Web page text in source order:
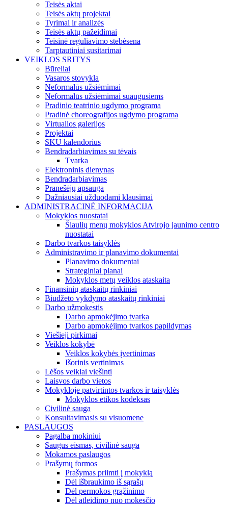
Teisės aktai
Teisės aktų projektai
Tyrimai ir analizės
Teisės aktų pažeidimai
Teisinė reguliavimo stebėsena
Tarptautiniai susitarimai
VEIKLOS SRITYS
Būreliai
Vasaros stovykla
Neformalūs užsiėmimai
Neformalūs užsiėmimai suaugusiems
Pradinio teatrinio ugdymo programa
Pradinė choreografijos ugdymo programa
Virtualios galerijos
Projektai
SKU kalendorius
Bendradarbiavimas su tėvais
Tvarka
Elektroninis dienynas
Bendradarbiavimas
Pranešėjų apsauga
Dažniausiai užduodami klausimai
ADMINISTRACINĖ INFORMACIJA
Mokyklos nuostatai
Šiaulių menų mokyklos Atvirojo jaunimo centro
nuostatai
Darbo tvarkos taisyklės
Administravimo ir planavimo dokumentai
Planavimo dokumentai
Strateginiai planai
Mokyklos metų veiklos ataskaita
Finansinių ataskaitų rinkiniai
Biudžeto vykdymo ataskaitų rinkiniai
Darbo užmokestis
Darbo apmokėjimo tvarka
Darbo apmokėjimo tvarkos papildymas
Viešieji pirkimai
Veiklos kokybė
Veiklos kokybės įvertinimas
Išorinis vertinimas
Lėšos veiklai viešinti
Laisvos darbo vietos
Mokykloje patvirtintos tvarkos ir taisyklės
Mokyklos etikos kodeksas
Civilinė sauga
Konsultavimasis su visuomene
PASLAUGOS
Pagalba mokiniui
Saugus eismas, civilinė sauga
Mokamos paslaugos
Prašymų formos
Prašymas priimti į mokyklą
Dėl išbraukimo iš sąrašų
Dėl permokos grąžinimo
Dėl atleidimo nuo mokesčio